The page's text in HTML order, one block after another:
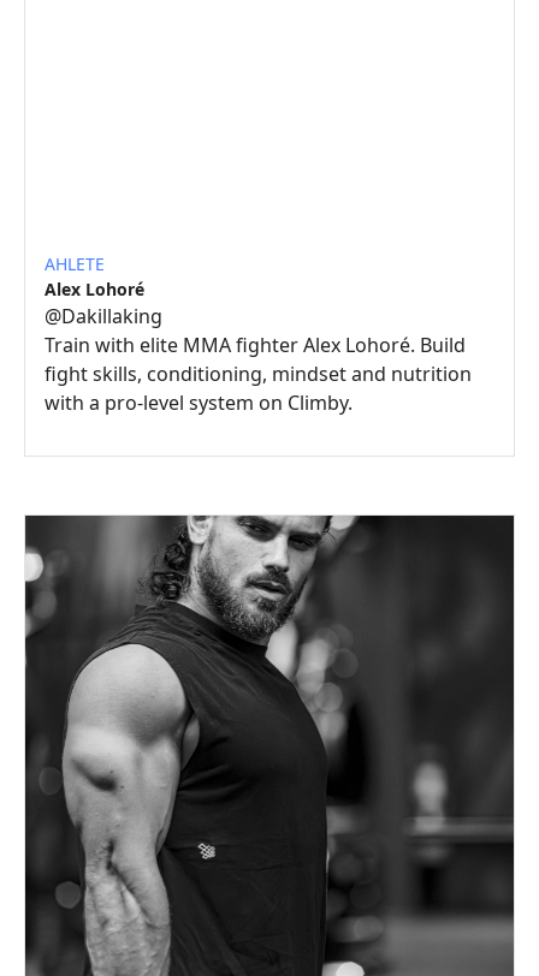
AHLETE
Alex Lohoré
@Dakillaking
Train with elite MMA fighter Alex Lohoré. Build
fight skills, conditioning, mindset and nutrition
with a pro-level system on Climby.